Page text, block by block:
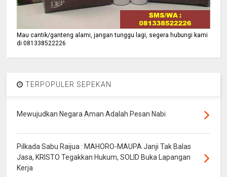
Mau cantik/ganteng alami, jangan tunggu lagi, segera hubungi kami
di 081338522226
TERPOPULER SEPEKAN
Mewujudkan Negara Aman Adalah Pesan Nabi
Pilkada Sabu Raijua : MAHORO-MAUPA Janji Tak Balas
Jasa, KRISTO Tegakkan Hukum, SOLID Buka Lapangan
Kerja